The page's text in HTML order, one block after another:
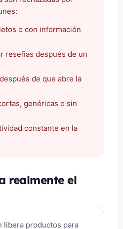
o con información
reseñas después de un
de que abre la
genéricas o sin
constante en la
realmente el
libera productos para